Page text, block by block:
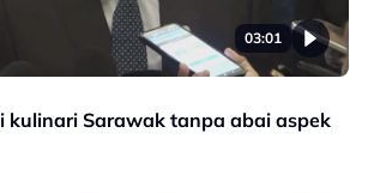
03:01
kulinari Sarawak tanpa abai aspek